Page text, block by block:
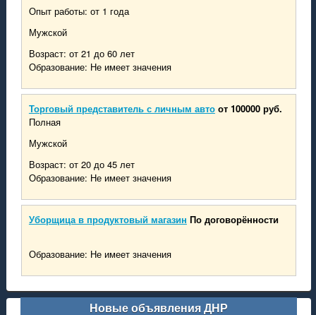
Опыт работы: от 1 года
Мужской
Возраст: от 21 до 60 лет
Образование: Не имеет значения
Торговый представитель с личным авто от 100000 руб.
Полная
Мужской
Возраст: от 20 до 45 лет
Образование: Не имеет значения
Уборщица в продуктовый магазин По договорённости
Образование: Не имеет значения
Новые объявления ДНР